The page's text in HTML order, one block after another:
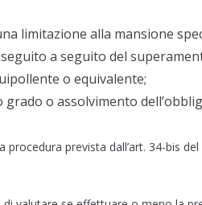
limitazione alla mansione
a seguito del
o equivalente;
o assolvimento
procedura prevista dall’art. 34-bis